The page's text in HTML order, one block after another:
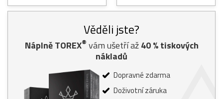
Věděli jste?
Náplně TOREX® vám ušetří až40% tiskových
nákladů
Dopravné zdarma
Doživotní záruka